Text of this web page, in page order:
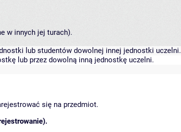
w innych jej turach).
lub studentów dowolnej innej jednostki uczelni.
lub przez dowolną inną jednostkę uczelni.
się na przedmiot.